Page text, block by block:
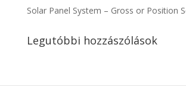
Solar Panel System – Gross or Position
Legutóbbi hozzászólások